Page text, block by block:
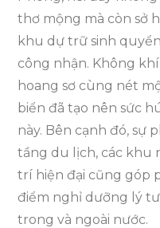
thơ mộng mà còn sở
khu dự trữ sinh
công nhận. Không
hoang sơ cùng nét
biển đã tạo nên sức
này. Bên cạnh đó, sự
tầng du lịch, các khu
trí hiện đại cũng góp
điểm nghỉ dưỡng lý
trong và ngoài nước.